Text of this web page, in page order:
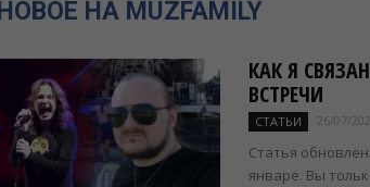
НОВОЕ НА MUZFAMILY
КАК Я
ВСТРЕЧИ
СТАТЬИ 26/07/
Статья
январе. Вы